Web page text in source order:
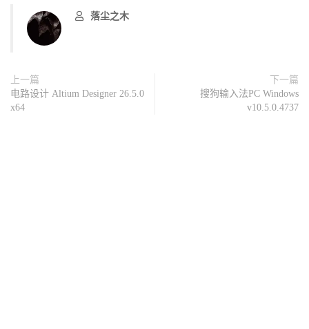
落尘之木
上一篇
电路设计 Altium Designer 26.5.0
x64
下一篇
搜狗输入法PC Windows
v10.5.0.4737